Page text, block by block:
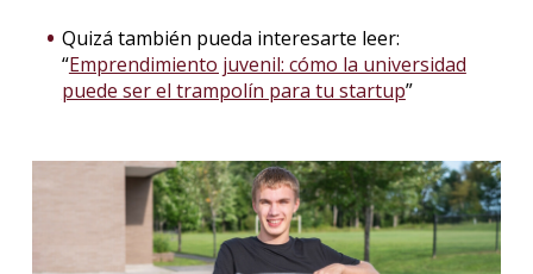
Quizá también pueda interesarte leer:
“Emprendimiento juvenil: cómo la universidad
puede ser el trampolín para tu startup”